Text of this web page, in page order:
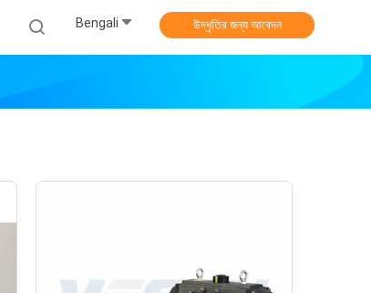
Bengali উদ্ধৃতির জন্য আবেদন